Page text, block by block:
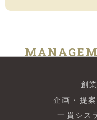
創
企画・提
一貫シス